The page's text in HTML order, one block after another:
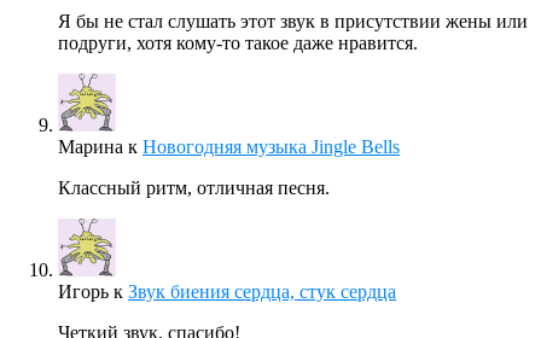
Я бы не стал слушать этот звук в присутствии жены или
подруги, хотя кому-то такое даже нравится.
Марина к Новогодняя музыка Jingle Bells
Классный ритм, отличная песня.
Игорь к Звук биения сердца, стук сердца
Четкий звук, спасибо!